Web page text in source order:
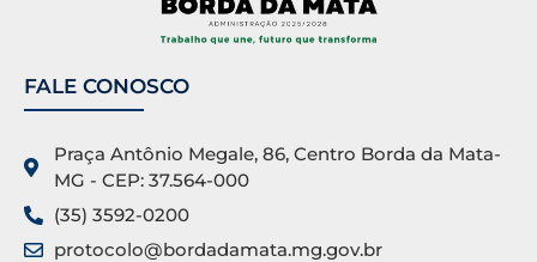
FALE CONOSCO
Praça Antônio Megale, 86, Centro Borda da Mata-
MG - CEP: 37.564-000
(35) 3592-0200
protocolo@bordadamata.mg.gov.br